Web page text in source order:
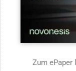
Zum ePaper